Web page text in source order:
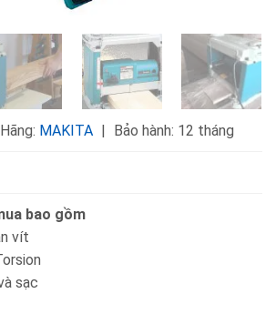
Hãng: MAKITA Bảo hành: 12 tháng
bao gồm
vít
sạc